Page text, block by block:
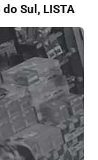
Sul, LISTA